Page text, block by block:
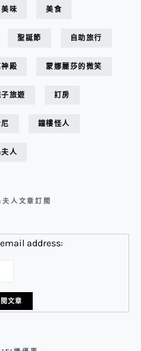
美味 美食
聖誕節 自助旅行
殿 蒙娜麗莎的微笑
旅遊 訂房
鐘樓怪人
人
人文章訂閱
address: